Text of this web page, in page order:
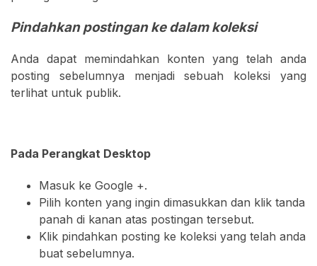
Pindahkan postingan ke dalam koleksi
Anda dapat memindahkan konten yang telah anda
posting sebelumnya menjadi sebuah koleksi yang
terlihat untuk publik.
Pada Perangkat Desktop
Masuk ke Google +.
Pilih konten yang ingin dimasukkan dan klik tanda
panah di kanan atas postingan tersebut.
Klik pindahkan posting ke koleksi yang telah anda
buat sebelumnya.